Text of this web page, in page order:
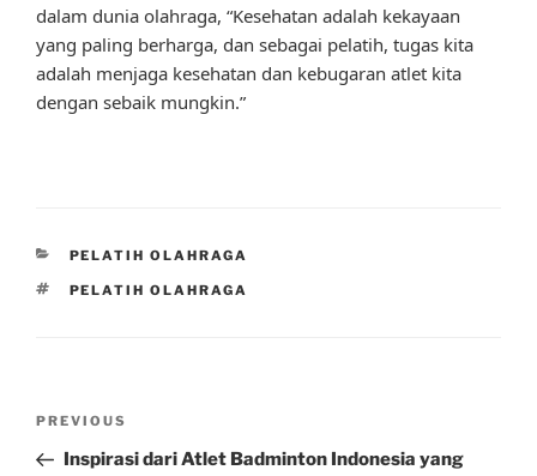
dalam dunia olahraga, “Kesehatan adalah kekayaan
yang paling berharga, dan sebagai pelatih, tugas kita
adalah menjaga kesehatan dan kebugaran atlet kita
dengan sebaik mungkin.”
CATEGORIES
PELATIH OLAHRAGA
TAGS
PELATIH OLAHRAGA
Previous
Post
PREVIOUS
Inspirasi dari Atlet Badminton Indonesia yang